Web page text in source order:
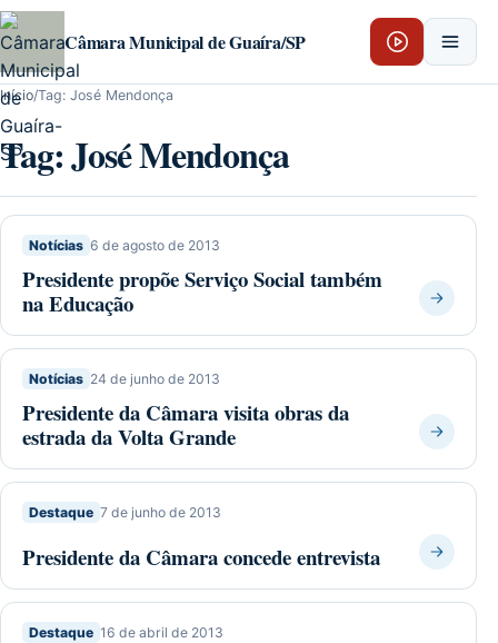
Pular para o conteúdo
Câmara Municipal de Guaíra/SP
Início/Tag: José Mendonça
Tag:José Mendonça
Notícias 6 de agosto de 2013
Presidente propõe Serviço Social também
na Educação
Notícias 24 de junho de 2013
Presidente da Câmara visita obras da
estrada da Volta Grande
Destaque 7 de junho de 2013
Presidente da Câmara concede entrevista
Destaque 16 de abril de 2013